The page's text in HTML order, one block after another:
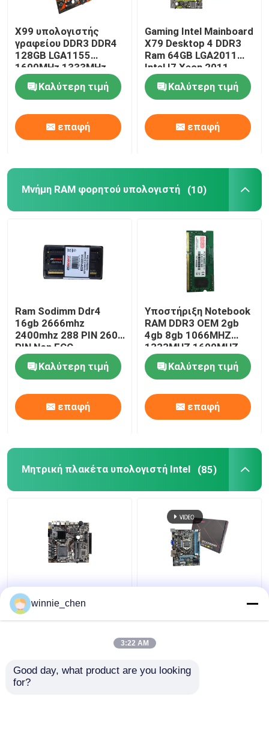
X99 υπολογιστής
γραφείου DDR3 DDR4
128GB LGA1155
1600MHz 1333MHz
μητρικών καρτών
τυχερού παιχνιδιού
Καλύτερη τιμή
επαφή
Gaming Intel Mainboard
X79 Desktop 4 DDR3
Ram 64GB LGA2011
Intel I7 Xeon 2011
Καλύτερη τιμή
επαφή
Μνήμη RAM φορητού υπολογιστή (10)
Ram Sodimm Ddr4
16gb 2666mhz
2400mhz 288 PIN 260
PIN Non ECC
Καλύτερη τιμή
επαφή
Υποστήριξη Notebook
RAM DDR3 OEM 2gb
4gb 8gb 1066MHZ
1333MHZ 1600MHZ
Μνήμη
Καλύτερη τιμή
επαφή
Μητρική πλακέτα υπολογιστή Intel (85)
LGA 1151 Socket DDR4
Intel PC Motherboard
H310 For Gaming I7
DDR4 DDR3
winnie_chen
3:22 AM
Good day, what product are you looking
for?